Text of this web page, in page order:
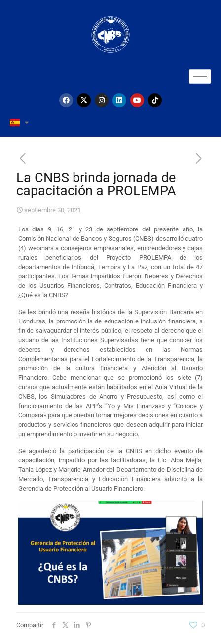
La CNBS brinda jornada de
capacitación a PROLEMPA
septiembre 30, 2021
Los días 9, 16, 21 y 23 de septiembre del presente año, la
Comisión Nacional de Bancos y Seguros (CNBS) desarrolló cuatro
(4) webinars a consejeros empresariales, emprendedores y cajas
rurales beneficiarios del Proyecto PROLEMPA de los
departamentos de Intibucá, Lempira y La Paz, con un total de 47
participantes. Los temas impartidos fueron: Deberes y Derechos
de los Usuarios Financieros, Contratos, Educación Financiera y
¿Qué es la CNBS?
Se les brindó una reseña histórica de la Supervisión Bancaria en
Honduras, la promoción la de educación e inclusión financiera, a
fin de salvaguardar el interés público, el respeto al derecho que el
usuario de las Instituciones Supervisadas tiene que conocer los
deberes y derechos establecidos en las Normas
Complementarias para el Fortalecimiento de la Transparencia, la
promoción de la cultura financiera y Atención al Usuario
Financiero. Cabe mencionar que se promocionó los siete (7)
cursos que actualmente están habilitados en el Aula Virtual de la
CNBS, los Simuladores de Ahorro y Presupuesto, así como el
funcionamiento de las APP’s “Yo y Mis Finanzas» y “Conoce y
Compara» para que puedan tomar mejores decisiones en cuanto a
productos y servicios financieros que deseen adquirir para iniciar
un emprendimiento o invertir en su negocio.
Se agradeció la participación de la CNBS en dicho evento de
capacitación, impartido por las facilitadoras, la Lic. Alba Mejía,
Tania López y Marjorie Amador del Departamento de Disciplina de
Mercado, Transparencia y Educación Financiera adscrito a la
Gerencia de Protección al Usuario Financiero.
Compartir 0